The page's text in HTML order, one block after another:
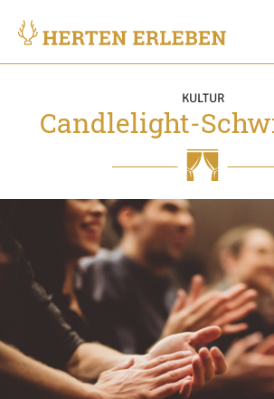
KULTUR
Candlelight-